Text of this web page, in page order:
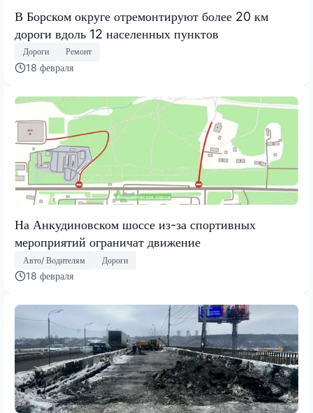
В Борском округе отремонтируют более 20 км
дороги вдоль 12 населенных пунктов
Дороги Ремонт
18 февраля
На Анкудиновском шоссе из-за спортивных
мероприятий ограничат движение
Авто/ Водителям Дороги
18 февраля